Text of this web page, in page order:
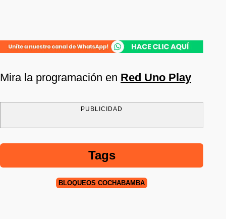
Mira la programación en Red Uno Play
PUBLICIDAD
Tags
BLOQUEOS COCHABAMBA